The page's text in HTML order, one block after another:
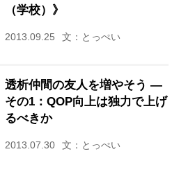
（学校）》
2013.09.25 文：とっぺい
透析仲間の友人を増やそう ―
その1：QOP向上は独力で上げ
るべきか
2013.07.30 文：とっぺい